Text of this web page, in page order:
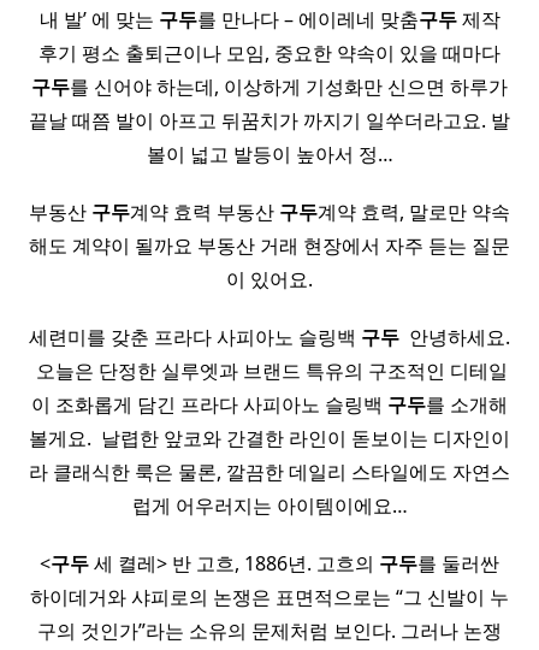
내 발’ 에 맞는 구두를 만나다 – 에이레네 맞춤구두제작
후기 평소 출퇴근이나 모임, 중요한 약속이 있을 때마다
구두를 신어야 하는데, 이상하게 기성화만 신으면 하루가
끝날 때쯤 발이 아프고 뒤꿈치가 까지기 일쑤더라고요. 발
볼이 넓고 발등이 높아서 정…
부동산 구두계약 효력 부동산 구두계약 효력, 말로만 약속
해도 계약이 될까요 부동산 거래 현장에서 자주 듣는 질문
이 있어요.
세련미를 갖춘 프라다 사피아노 슬링백 구두 ​ 안녕하세요.
​ 오늘은 단정한 실루엣과 브랜드 특유의 구조적인 디테일
이 조화롭게 담긴 프라다 사피아노 슬링백 구두를 소개해
볼게요. ​ 날렵한 앞코와 간결한 라인이 돋보이는 디자인이
라 클래식한 룩은 물론, 깔끔한 데일리 스타일에도 자연스
럽게 어우러지는 아이템이에요…
<구두세 켤레> 반 고흐, 1886년. 고흐의 구두를 둘러싼
하이데거와 샤피로의 논쟁은 표면적으로는 “그 신발이 누
구의 것인가”라는 소유의 문제처럼 보인다. 그러나 논쟁